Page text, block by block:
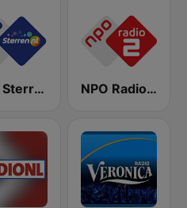
NPO Sterren NPO Radio 2